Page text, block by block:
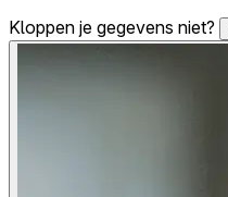
Kloppen je gegevens niet?